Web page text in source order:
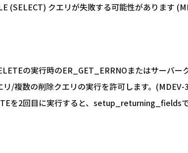
(SELECT) クエリが失敗する可能性があります
の実行時のER_GET_ERRNOまたはサーバー
/複数の削除クエリの実行を許可します。(MDEV-
を2回目に実行すると、setup_returning_fields